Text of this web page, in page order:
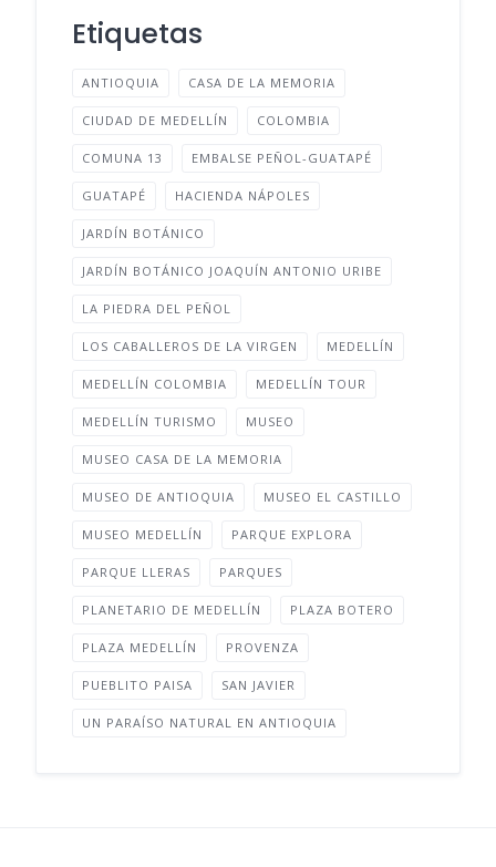
Etiquetas
ANTIOQUIA CASA DE LA MEMORIA
CIUDAD DE MEDELLÍN COLOMBIA
COMUNA 13 EMBALSE PEÑOL-GUATAPÉ
GUATAPÉ HACIENDA NÁPOLES
JARDÍN BOTÁNICO
JARDÍN BOTÁNICO JOAQUÍN ANTONIO URIBE
LA PIEDRA DEL PEÑOL
LOS CABALLEROS DE LA VIRGEN MEDELLÍN
MEDELLÍN COLOMBIA MEDELLÍN TOUR
MEDELLÍN TURISMO MUSEO
MUSEO CASA DE LA MEMORIA
MUSEO DE ANTIOQUIA MUSEO EL CASTILLO
MUSEO MEDELLÍN PARQUE EXPLORA
PARQUE LLERAS PARQUES
PLANETARIO DE MEDELLÍN PLAZA BOTERO
PLAZA MEDELLÍN PROVENZA
PUEBLITO PAISA SAN JAVIER
UN PARAÍSO NATURAL EN ANTIOQUIA